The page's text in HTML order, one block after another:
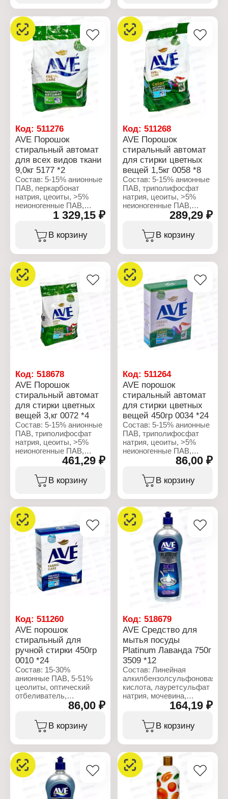
Характеристики:
Бренд: AVE
Тип товара: Средство
для стирки
Назвначение: для всех
видов ткани
Тип стирки: автомат
Форма выпуска:
Стиральный порошок
Объем: 3 кг
Характеристики:
Бренд: AVE
Тип товара: Средство
для стирки
Назвначение: для всех
видов ткани
Тип стирки: автомат
Форма выпуска:
Стиральный порошок
Объем: 450 г
Код: 511276
AVE Порошок
стиральный автомат
для всех видов ткани
9,0кг 5177 *2
Состав: 5-15% анионные
ПАВ, перкарбонат
натрия, цеоиты, >5%
неионогенные ПАВ,
ТАЭД, энзимы,
отбеливатель,
ароматизирующие
Характеристики:
Бренд: AVE
Тип товара: Средство
для стирки
Назвначение: для всех
видов ткани
Тип стирки: автомат
Форма выпуска:
Стиральный порошок
Объем: 9 кг
1 329,15 ₽
В корзину
Код:511268
AVE Порошок
стиральный автомат
для стирки цветных
вещей 1,5кг 0058 *8
Состав: 5-15% анионные
ПАВ, триполифосфат
натрия, цеоиты, >5%
неионогенные ПАВ,
ТАЭД, энзимы,
отбеливатель,
ароматизирующие
Характеристики:
Бренд: AVE
Тип товара: Средство
для стирки
Назвначение: для
цветных вещей
Тип стирки: автомат
Форма выпуска:
Стиральный порошок
Объем: 1,5 кг
289,29 ₽
В корзину
Код: 518678
AVE Порошок
стиральный автомат
для стирки цветных
вещей 3,кг 0072 *4
Состав: 5-15% анионные
ПАВ, триполифосфат
натрия, цеоиты, >5%
неионогенные ПАВ,
ТАЭД, энзимы,
отбеливатель,
ароматизирующие
Характеристики:
Бренд: AVE
Тип товара: Средство
для стирки
Назвначение: для
цветных вещей
Тип стирки: автомат
Форма выпуска:
Стиральный порошок
Объем: 3 кг
461,29 ₽
В корзину
Код:511264
AVE порошок
стиральный автомат
для стирки цветных
вещей 450гр 0034 *24
Состав: 5-15% анионные
ПАВ, триполифосфат
натрия, цеоиты, >5%
неионогенные ПАВ,
отбеливатель,
ароматизирующие
Характеристики:
Бренд: AVE
Тип товара: Средство
для стирки
Назвначение: для
цветных вещей
Тип стирки: автомат
Форма выпуска:
Стиральный порошок
Объем: 450 г
86,00 ₽
В корзину
Код: 511260
AVE порошок
стиральный для
ручной стирки 450гр
0010 *24
Состав: 15-30%
анионные ПАВ, 5-51%
цеолиты, оптический
отбеливатель,
ароматизирующие
Характеристики:
для стирки
Тип стирки: для ручной
стирки
Форма выпуска:
Стиральный порошок
86,00 ₽
В корзину
Код:518679
AVE Средство для
мытья посуды
Platinum Лаванда 750г
3509 *12
Состав: Линейная
алкилбензолсульфоновая
кислота, лауретсульфат
натрия, мочевина,
лаурилсульфат натрия,
силикат натрия, хлорид
натрия,
ДЭА, сополимер стирола
и акрилата, лимонная
кислота, оксид
лаурамина, отдушка,
цитрат натрия, смесь
164,19 ₽
В корзину